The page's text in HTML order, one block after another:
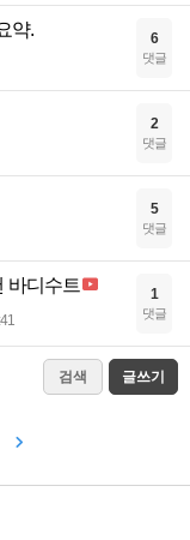
약. 6
댓글
2
댓글
5
댓글
바디수트 1
댓글
검색 글쓰기